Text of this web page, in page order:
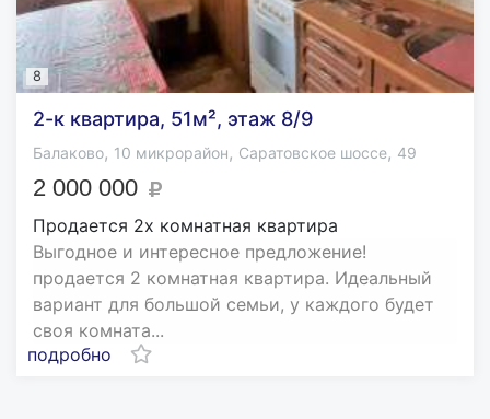
8
2-к квартира, 51м², этаж 8/9
Балаково, 10 микрорайон, Саратовское шоссе, 49
2 000 000
Продается 2х комнатная квартира
Выгодное и интересное предложение!
продается 2 комнатная квартира. Идеальный
вариант для большой семьи, у каждого будет
своя комната...
подробно